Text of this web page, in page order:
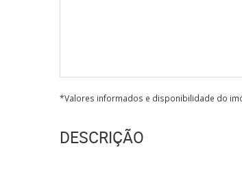
*Valores informados e disponibilidade do
DESCRIÇÃO